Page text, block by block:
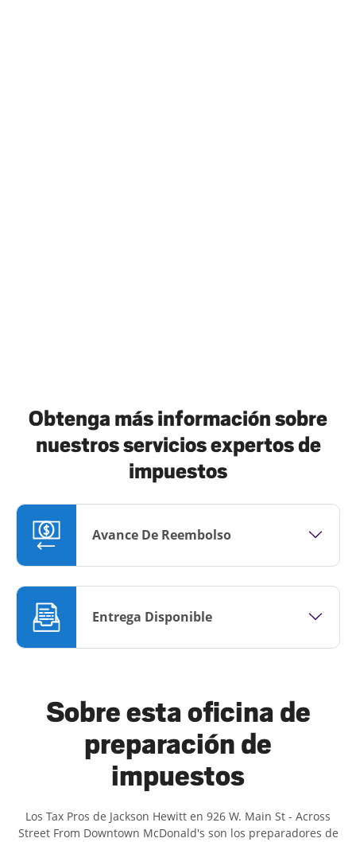
Obtenga más información sobre
nuestros servicios expertos de
impuestos
Avance De Reembolso
Entrega Disponible
Sobre esta oficina de
preparación de
impuestos
Los Tax Pros de Jackson Hewitt en 926 W. Main St - Across
Street From Downtown McDonald's son ​​los preparadores de